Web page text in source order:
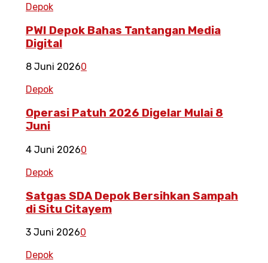
Depok
PWI Depok Bahas Tantangan Media
Digital
8 Juni 20260
Depok
Operasi Patuh 2026 Digelar Mulai 8
Juni
4 Juni 20260
Depok
Satgas SDA Depok Bersihkan Sampah
di Situ Citayem
3 Juni 20260
Depok